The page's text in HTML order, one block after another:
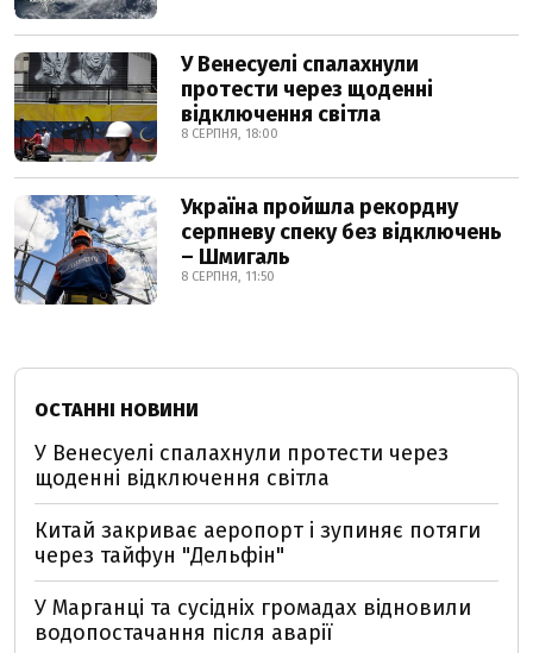
У Венесуелі спалахнули
протести через щоденні
відключення світла
8 СЕРПНЯ, 18:00
Україна пройшла рекордну
серпневу спеку без відключень
– Шмигаль
8 СЕРПНЯ, 11:50
ОСТАННІ НОВИНИ
У Венесуелі спалахнули протести через
щоденні відключення світла
Китай закриває аеропорт і зупиняє потяги
через тайфун "Дельфін"
У Марганці та сусідніх громадах відновили
водопостачання після аварії